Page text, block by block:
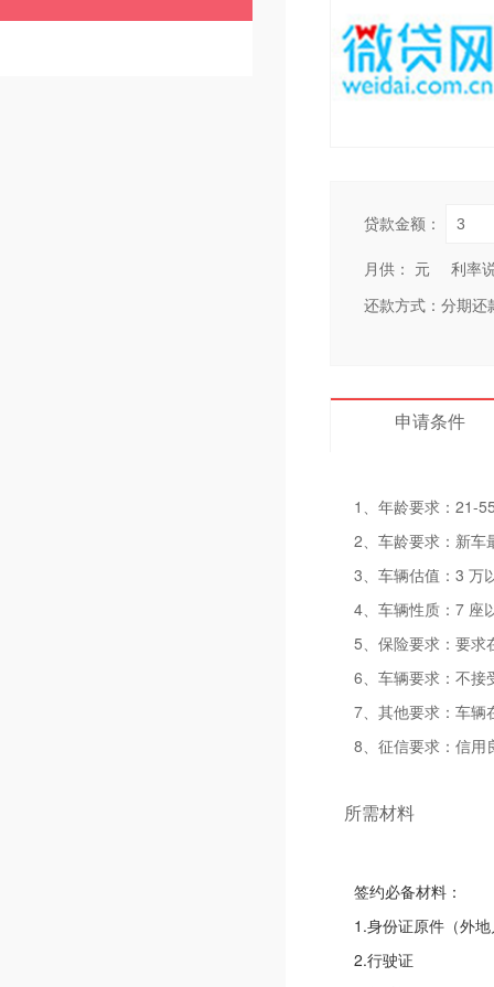
贷款金额：
月供： 元 利率
还款方式：分期还
申请条件
1、年龄要求：21-
2、车龄要求：新车
3、车辆估值：3 万
4、车辆性质：7 座
5、保险要求：要求
6、车辆要求：不接
7、其他要求：车辆
8、征信要求：信用
所需材料
签约必备材料：
1.身份证原件（外
2.行驶证